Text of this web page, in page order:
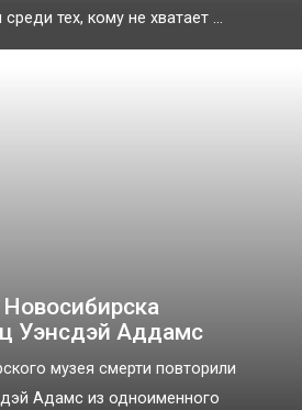
тех, кому не хватает ...
Уэнсдэй Аддамс
музея смерти повторили
Адамс из одноименного